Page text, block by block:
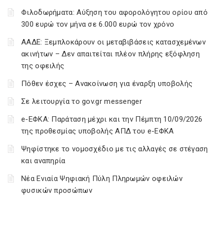
Φιλοδωρήματα: Αύξηση του αφορολόγητου ορίου από
300 ευρώ τον μήνα σε 6.000 ευρώ τον χρόνο
ΑΑΔΕ: Ξεμπλοκάρουν οι μεταβιβάσεις κατασχεμένων
ακινήτων – Δεν απαιτείται πλέον πλήρης εξόφληση
της οφειλής
Πόθεν έσχες – Ανακοίνωση για έναρξη υποβολής
Σε λειτουργία το gov.gr messenger
e-ΕΦΚΑ: Παράταση μέχρι και την Πέμπτη 10/09/2026
της προθεσμίας υποβολής ΑΠΔ του e-ΕΦΚΑ
Ψηφίστηκε το νομοσχέδιο με τις αλλαγές σε στέγαση
και αναπηρία
Νέα Ενιαία Ψηφιακή Πύλη Πληρωμών οφειλών
φυσικών προσώπων